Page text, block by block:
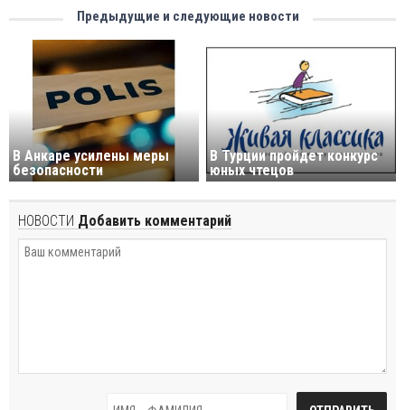
Предыдущие и следующие новости
В Анкаре усилены меры
безопасности
В Турции пройдет конкурс
юных чтецов
НОВОСТИ Добавить комментарий